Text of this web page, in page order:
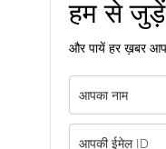
हम से जुड़ें
और पायें हर ख़बर